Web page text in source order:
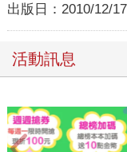
出版日： 2010/12/17
活動訊息
閱讀漫遊錄-2026上